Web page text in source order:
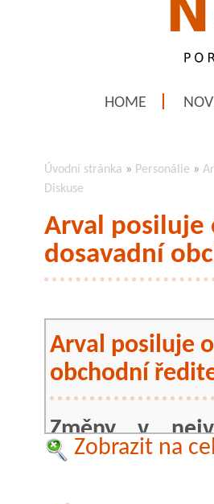
HOME
Úvodní stránka » Personálie »
Diskuse
Arval posiluje
dosavadní
Arval posiluje
obchodní
Změny v
Dosavadní
Zobrazit na